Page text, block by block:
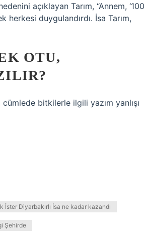
açıklayan Tarım, “Annem, ‘100
duygulandırdı. İsa Tarım,
OTU,
bitkilerle ilgili yazım yanlışı
İster Diyarbakırlı İsa ne kadar kazandı
Şehirde